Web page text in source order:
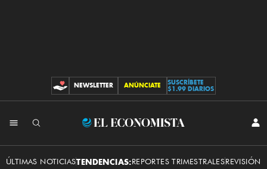
CONTRIBUCIONES
NEWSLETTER ANÚNCIATE
SUSCRÍBETE
$1.99 DIARIOS
El
ÚLTIMAS NOTICIASTENDENCIAS:REPORTES TRIMESTRALESREVISIÓN